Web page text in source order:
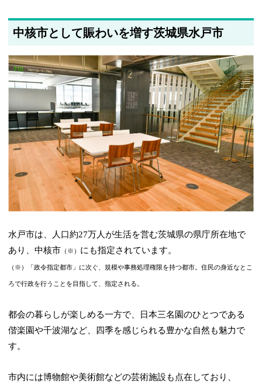
中核市として賑わいを増す茨城県水戸市
水戸市は、人口約27万人が生活を営む茨城県の県庁所在地で
あり、中核市 （※） にも指定されています。
（※）「政令指定都市」に次ぐ、規模や事務処理権限を持つ都市。住民の身近なとこ
ろで行政を行うことを目指して、指定される。
都会の暮らしが楽しめる一方で、日本三名園のひとつである
偕楽園や千波湖など、四季を感じられる豊かな自然も魅力で
す。
市内には博物館や美術館などの芸術施設も点在しており、